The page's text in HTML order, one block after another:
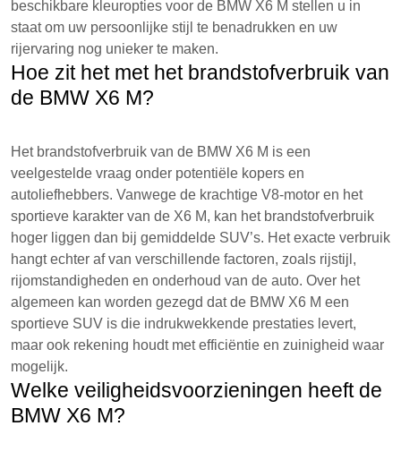
beschikbare kleuropties voor de BMW X6 M stellen u in
staat om uw persoonlijke stijl te benadrukken en uw
rijervaring nog unieker te maken.
Hoe zit het met het brandstofverbruik van
de BMW X6 M?
Het brandstofverbruik van de BMW X6 M is een
veelgestelde vraag onder potentiële kopers en
autoliefhebbers. Vanwege de krachtige V8-motor en het
sportieve karakter van de X6 M, kan het brandstofverbruik
hoger liggen dan bij gemiddelde SUV’s. Het exacte verbruik
hangt echter af van verschillende factoren, zoals rijstijl,
rijomstandigheden en onderhoud van de auto. Over het
algemeen kan worden gezegd dat de BMW X6 M een
sportieve SUV is die indrukwekkende prestaties levert,
maar ook rekening houdt met efficiëntie en zuinigheid waar
mogelijk.
Welke veiligheidsvoorzieningen heeft de
BMW X6 M?